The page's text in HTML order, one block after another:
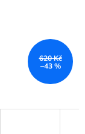
620 Kč
–43 %